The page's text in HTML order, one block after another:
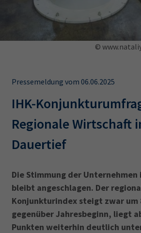
Leichte Sprache
IHK regional
EN
IHK Akademie
Magazin
AdA
Prüfungstermine
Wirtschaftsfachwirt
34f
Sachkundeprüfung
©
Pressemeldung vom 06.06.2025
IHK-
Regionale Wirtschaft
Dauertief
Die Stimmung der Unternehmen
bleibt angeschlagen. Der
Konjunkturindex steigt zwar um
gegenüber Jahresbeginn, liegt
Punkten weiterhin deutlich